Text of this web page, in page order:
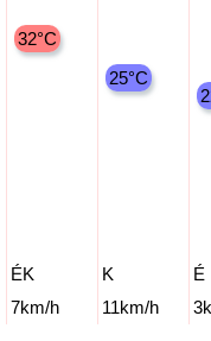
32°C
ÉK
7km/h
25°C
K
11km/h
É